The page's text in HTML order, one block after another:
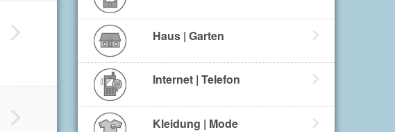
Haus | Garten
Internet | Telefon
Kleidung | Mode